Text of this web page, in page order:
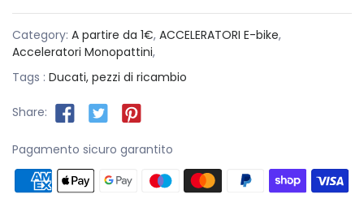
Category: A partire da 1€, ACCELERATORI E-bike,
Acceleratori Monopattini,
Tags : Ducati, pezzi di ricambio
Share:
Pagamento sicuro garantito